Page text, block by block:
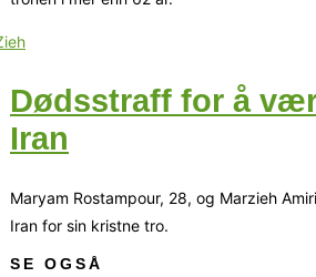
Dødsstraff for å
Iran
Maryam Rostampour, 28, og Marzieh
Iran for sin kristne tro.
SE OGSÅ